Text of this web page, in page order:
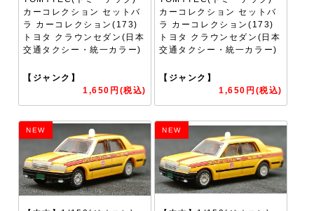
カーコレクション セットバ
ラ カーコレクション(173)
トヨタ クラウンセダン(日本
交通タクシー・統一カラー)
【ジャンク】
1,650円(税込)
カーコレクション セットバ
ラ カーコレクション(173)
トヨタ クラウンセダン(日本
交通タクシー・統一カラー)
【ジャンク】
1,650円(税込)
NEW NEW